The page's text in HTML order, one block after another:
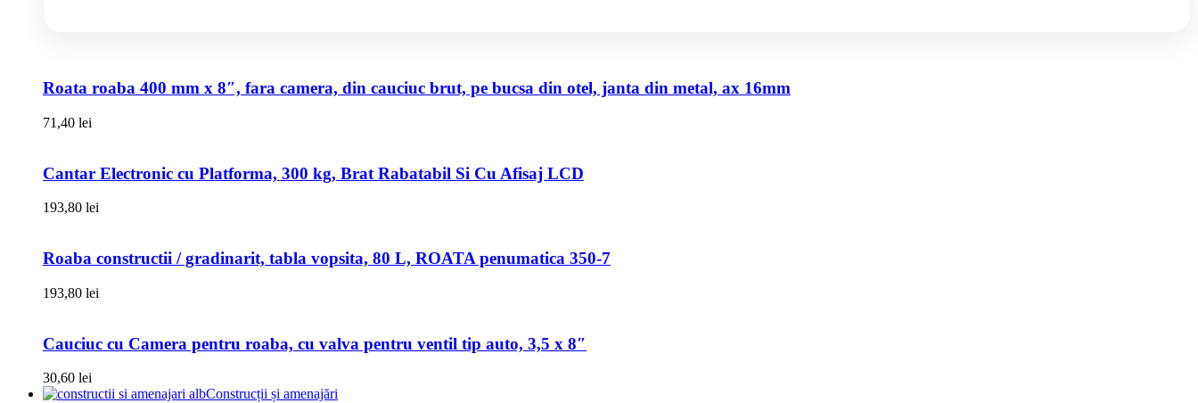
Roata roaba 400 mm x 8″, fara camera, din cauciuc brut, pe bucsa din otel, janta din metal, ax 16mm
71,40 lei
Cantar Electronic cu Platforma, 300 kg, Brat Rabatabil Si Cu Afisaj LCD
193,80 lei
Roaba constructii / gradinarit, tabla vopsita, 80 L, ROATA penumatica 350-7
193,80 lei
Cauciuc cu Camera pentru roaba, cu valva pentru ventil tip auto, 3,5 x 8″
30,60 lei
Construcții și amenajări